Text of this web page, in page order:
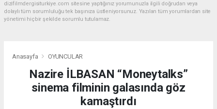
dizifilmdergisiturkiye.com sitesine yaptığınız yorumunuzla ilgili doğrudan veya
dolaylı tüm sorumluluğu tek başınıza üstleniyorsunuz. Yazılan tüm yorumlardan site
yönetimi hiçbir şekilde sorumlu tutulamaz.
Anasayfa OYUNCULAR
Nazire İLBASAN “Moneytalks”
sinema filminin galasında göz
kamaştırdı